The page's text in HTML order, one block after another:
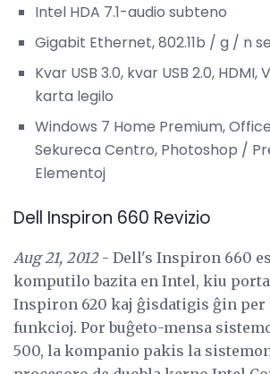
Intel HDA 7.1-audio subteno
Gigabit Ethernet, 802.11b / g / n
Kvar USB 3.0, kvar USB 2.0, HDMI,
karta legilo
Windows 7 Home Premium,
Sekureca Centro, Photoshop /
Elementoj
Dell Inspiron 660 Revizio
Aug 21, 2012- Dell's Inspiron 660
komputilo bazita en Intel, kiu
Inspiron 620 kaj ĝisdatigis ĝin per
funkcioj. Por buĝeto-mensa
500, la kompanio pakis la